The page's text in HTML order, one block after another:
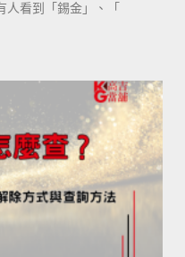
人看到「錫金」、「